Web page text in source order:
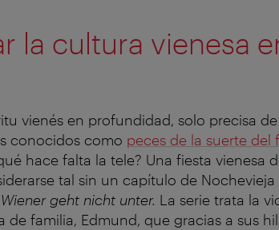
la cultura vienesa
vienés en profundidad, solo precisa
conocidos como peces de la suerte del
hace falta la tele? Una fiesta vienesa
tal sin un capítulo de Nochevieja
geht nicht unter. La serie trata la
de familia, Edmund, que gracias a sus